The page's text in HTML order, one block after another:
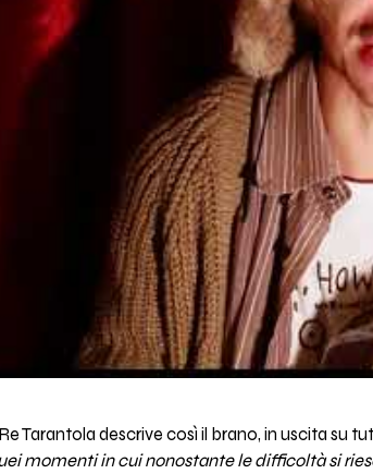
Tarantola descrive così il brano, in uscita su
momenti in cui nonostante le difficoltà si